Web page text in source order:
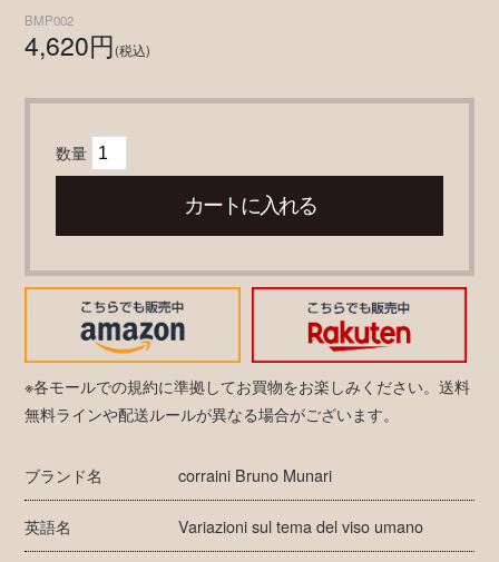
BMP002
4,620円(税込)
数量
※各モールでの規約に準拠してお買物をお楽しみください。送料
無料ラインや配送ルールが異なる場合がございます。
ブランド名 corraini Bruno Munari
英語名 Variazioni sul tema del viso umano